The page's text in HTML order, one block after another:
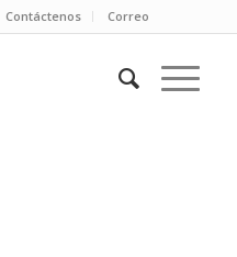
Contáctenos Correo